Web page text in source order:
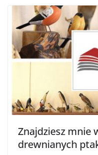
Znajdziesz mnie
drewnianych